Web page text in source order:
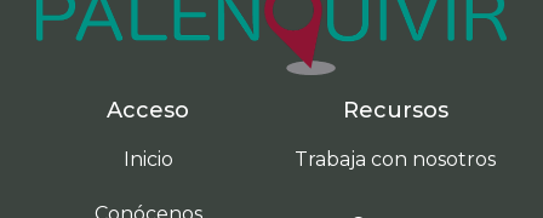
Acceso
Inicio
Recursos
Trabaja con nosotros